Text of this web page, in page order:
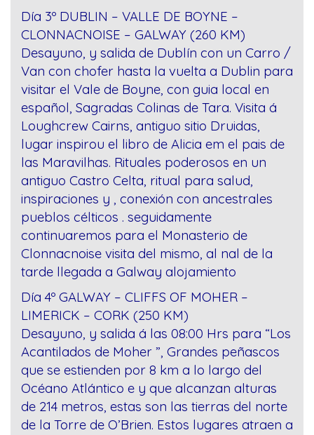
Día 3º DUBLIN – VALLE DE BOYNE –
CLONNACNOISE – GALWAY (260 KM)
Desayuno, y salida de Dublín con un Carro /
Van con chofer hasta la vuelta a Dublin para
visitar el Vale de Boyne, con guia local en
español, Sagradas Colinas de Tara. Visita á
Loughcrew Cairns, antiguo sitio Druidas,
lugar inspirou el libro de Alicia em el pais de
las Maravilhas. Rituales poderosos en un
antiguo Castro Celta, ritual para salud,
inspiraciones y , conexión con ancestrales
pueblos célticos . seguidamente
continuaremos para el Monasterio de
Clonnacnoise visita del mismo, al nal de la
tarde llegada a Galway alojamiento
Día 4º GALWAY – CLIFFS OF MOHER –
LIMERICK – CORK (250 KM)
Desayuno, y salida á las 08:00 Hrs para “Los
Acantilados de Moher ”, Grandes peñascos
que se estienden por 8 km a lo largo del
Océano Atlántico e y que alcanzan alturas
de 214 metros, estas son las tierras del norte
de la Torre de O’Brien. Estos lugares atraen a